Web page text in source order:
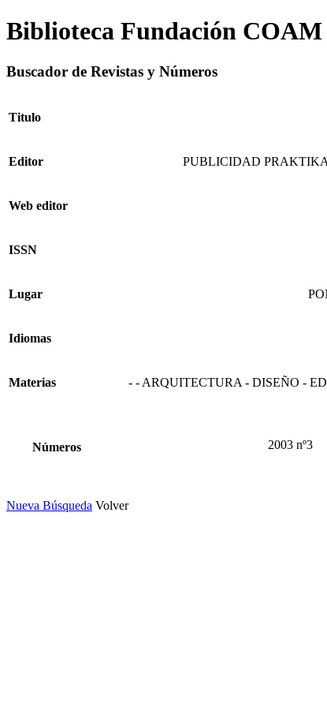
Biblioteca Fundación COAM
Buscador de Revistas y Números
Titulo
Editor PUBLICIDAD
Web editor
ISSN
Lugar
Idiomas
Materias - - ARQUITECTURA - DISEÑO -
Números 2003 nº3
Nueva Búsqueda Volver